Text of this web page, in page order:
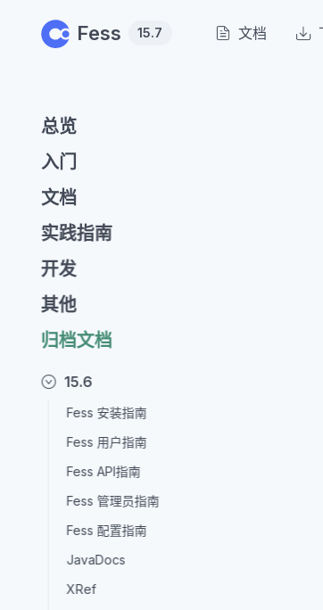
Fess 15.7 文档
总览
入门
文档
实践指南
开发
其他
归档文档
15.6
Fess 安装指南
Fess 用户指南
Fess API指南
Fess 管理员指南
Fess 配置指南
JavaDocs
XRef